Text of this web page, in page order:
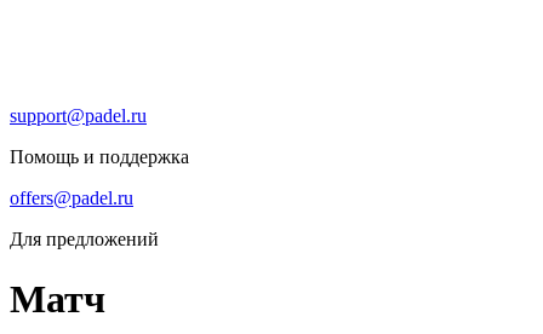
support@padel.ru
Помощь и поддержка
offers@padel.ru
Для предложений
Матч